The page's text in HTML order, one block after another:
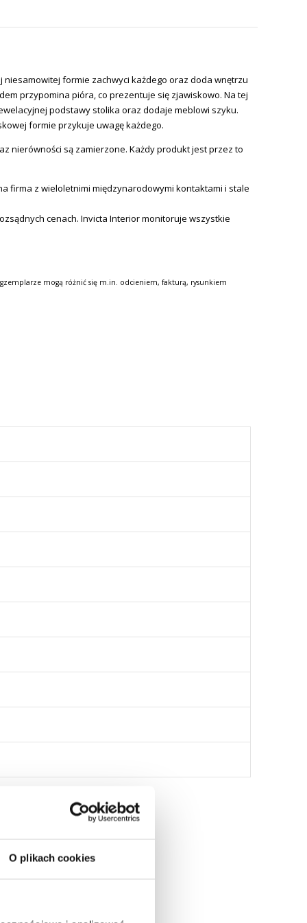
O plikach cookies
niesamowitej formie zachwyci każdego oraz doda wnętrzu
przypomina pióra, co prezentuje się zjawiskowo. Na tej
podstawy stolika oraz dodaje meblowi szyku.
formie przykuje uwagę każdego.
nierówności są zamierzone. Każdy produkt jest przez to
firma z wieloletnimi międzynarodowymi kontaktami i stale
cenach. Invicta Interior monitoruje wszystkie
mogą różnić się m.in. odcieniem, fakturą, rysunkiem